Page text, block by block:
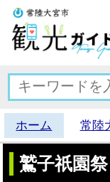
ホーム 常陸
鷲子祇園祭